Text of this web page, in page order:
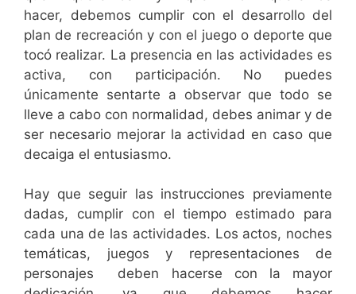
hacer, debemos cumplir con el desarrollo del
plan de recreación y con el juego o deporte que
tocó realizar. La presencia en las actividades es
activa, con participación. No puedes
únicamente sentarte a observar que todo se
lleve a cabo con normalidad, debes animar y de
ser necesario mejorar la actividad en caso que
decaiga el entusiasmo.
Hay que seguir las instrucciones previamente
dadas, cumplir con el tiempo estimado para
cada una de las actividades. Los actos, noches
temáticas, juegos y representaciones de
personajes deben hacerse con la mayor